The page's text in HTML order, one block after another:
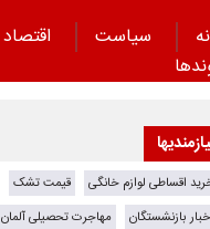
سیاست اقتصاد
اقساطی لوازم خانگی
قیمت تشک
بازنشستگان
مهاجرت تحصیلی آلمان